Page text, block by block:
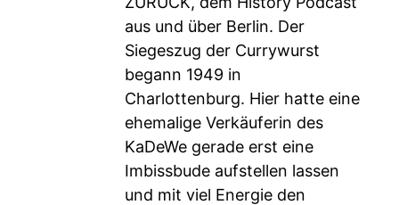
aus und über Berlin. Der
Siegeszug der Currywurst
begann 1949 in
Charlottenburg. Hier hatte eine
ehemalige Verkäuferin des
KaDeWe gerade erst eine
Imbissbude aufstellen lassen
und mit viel Energie den